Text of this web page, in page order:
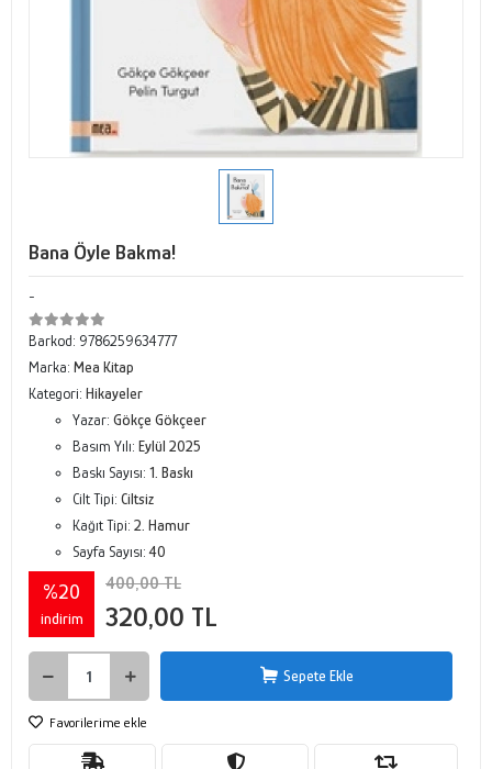
Bana Öyle Bakma!
-
Barkod: 9786259634777
Marka: Mea Kitap
Kategori: Hikayeler
Yazar: Gökçe Gökçeer
Basım Yılı: Eylül 2025
Baskı Sayısı: 1. Baskı
Cilt Tipi: Ciltsiz
Kağıt Tipi: 2. Hamur
Sayfa Sayısı:40
%20
indirim
400,00 TL
320,00 TL
Sepete Ekle
Favorilerime ekle